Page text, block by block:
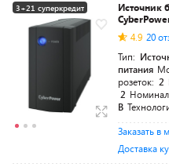
3+21 суперкредит
Разумная цена
Источник
4.9 20
Тип:
питания
розеток: 2
2
В
Заказать в
Доставка